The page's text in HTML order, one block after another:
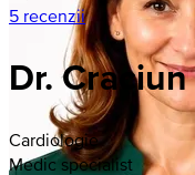
5 recenzii
Dr.
Cardiologie
Medic specialist